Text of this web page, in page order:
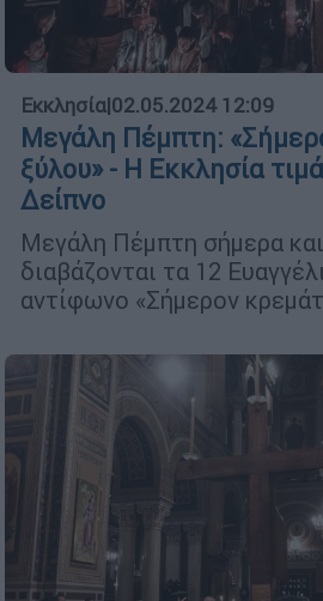
Εκκλησία|02.05.2024 12:09
Μεγάλη Πέμπτη:
ξύλου» - Η Εκκλησία
Δείπνο
Μεγάλη Πέμπτη σήμερα
διαβάζονται τα 12
αντίφωνο «Σήμερον